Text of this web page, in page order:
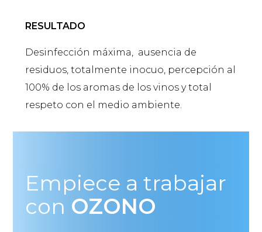
RESULTADO
Desinfección máxima, ausencia de
residuos, totalmente inocuo, percepción al
100% de los aromas de los vinos y total
respeto con el medio ambiente.
Empiece a trabajar
con OZONO